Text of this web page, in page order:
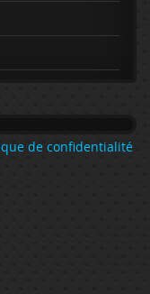
de confidentialité